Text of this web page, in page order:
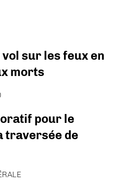
sur les feux en
morts
pour le
traversée de